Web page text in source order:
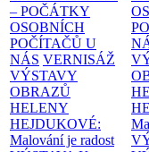
– POČÁTKY
OSOBNÍCH
POČÍTAČŮ U
NÁS VERNISÁŽ
VÝSTAVY
OBRAZŮ
HELENY
HEJDUKOVÉ:
Malování je radost